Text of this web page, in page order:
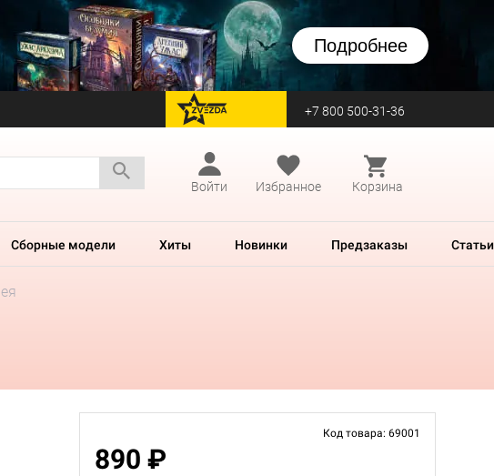
Подробнее
перейти на Zvezda +7 800 500-31-36
Войти
Избранное Корзина
Сборные модели Хиты Новинки Предзаказы Статьи
Код товара: 69001
890 ₽